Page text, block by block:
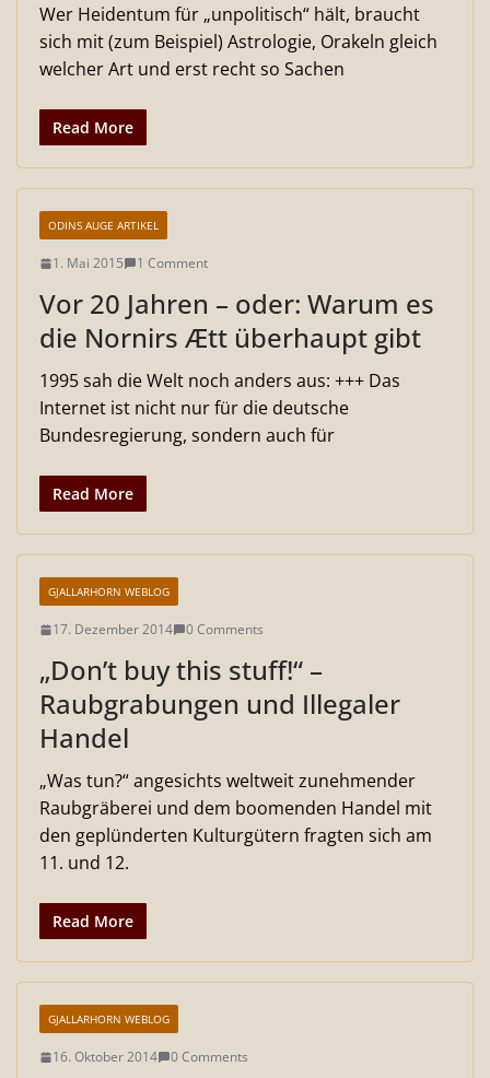
Wer Heidentum für „unpolitisch“ hält, braucht
sich mit (zum Beispiel) Astrologie, Orakeln gleich
welcher Art und erst recht so Sachen
Read More
ODINS AUGE ARTIKEL
1. Mai 2015 1 Comment
Vor 20 Jahren – oder: Warum es
die Nornirs Ætt überhaupt gibt
1995 sah die Welt noch anders aus: +++ Das
Internet ist nicht nur für die deutsche
Bundesregierung, sondern auch für
Read More
GJALLARHORN WEBLOG
17. Dezember 2014 0 Comments
„Don’t buy this stuff!“ –
Raubgrabungen und Illegaler
Handel
„Was tun?“ angesichts weltweit zunehmender
Raubgräberei und dem boomenden Handel mit
den geplünderten Kulturgütern fragten sich am
11. und 12.
Read More
GJALLARHORN WEBLOG
16. Oktober 2014 0 Comments